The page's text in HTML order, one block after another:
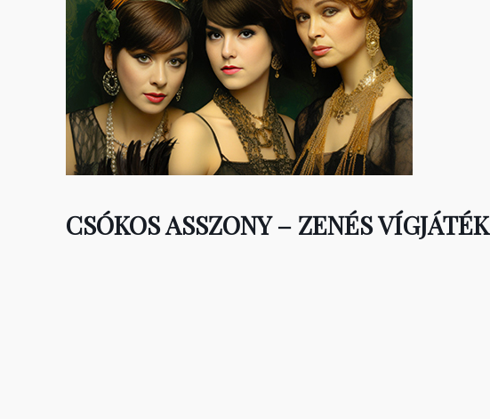
CSÓKOS ASSZONY – ZENÉS VÍGJÁTÉK